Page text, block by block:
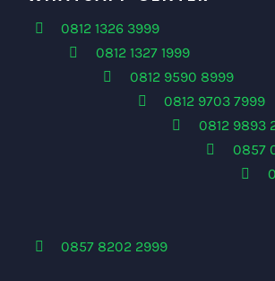
0812 1326 3999
0812 1327 1999
0812 9590 8999
0812 9703 7999
0812 9893
0857
0857 8202 2999